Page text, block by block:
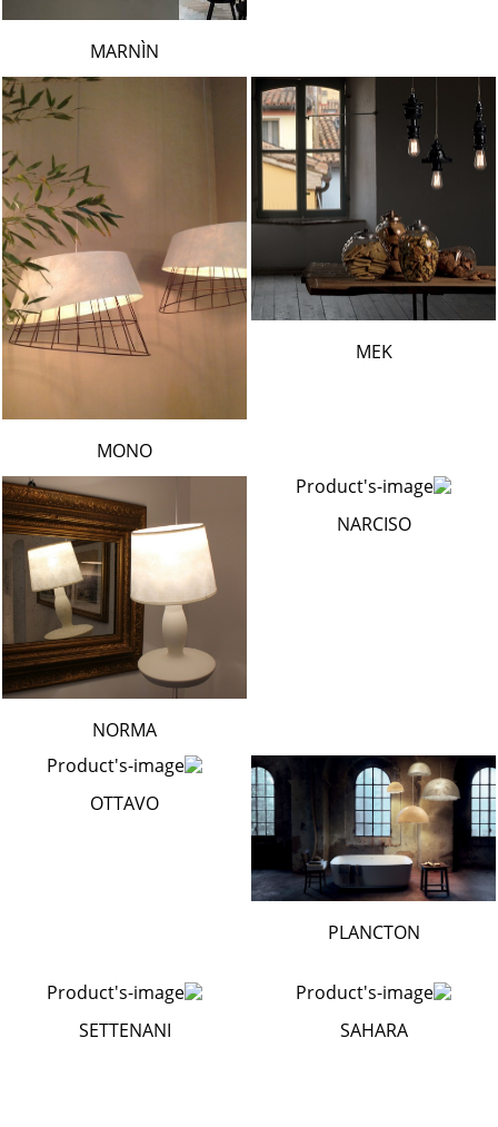
MARNÌN
MEK
MONO
NARCISO
NORMA
PLANCTON
OTTAVO
SAHARA
SETTENANI